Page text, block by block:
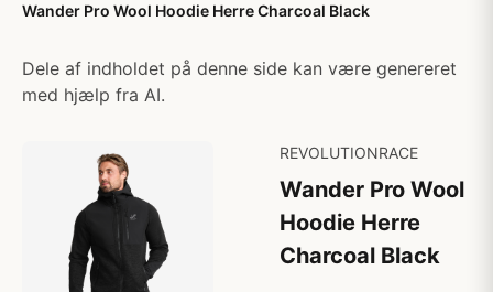
Wander Pro Wool Hoodie Herre Charcoal Black
Dele af indholdet på denne side kan være genereret
med hjælp fra AI.
REVOLUTIONRACE
Wander Pro Wool
Hoodie Herre
Charcoal Black